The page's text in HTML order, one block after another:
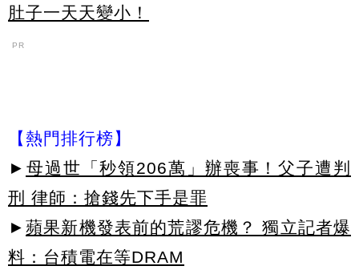
肚子一天天變小！
PR
【熱門排行榜】
► 母過世「秒領206萬」辦喪事！父子遭判
刑 律師：搶錢先下手是罪
► 蘋果新機發表前的荒謬危機？ 獨立記者爆
料：台積電在等DRAM